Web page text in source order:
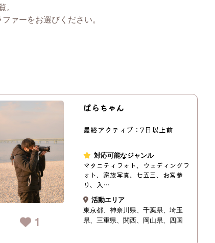
ァーをお選びください。
1
ぱらちゃん
最終アクティブ：7日以上前
対応可能なジャンル
マタニティフォト、ウェディングフ
ォト、家族写真、七五三、お宮参
り、入…
活動エリア
東京都
神奈川県 千葉県
埼玉
県
三重県 関西 岡山県 四国